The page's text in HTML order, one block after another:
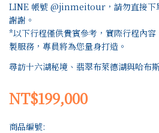
LINE 帳號 @jinmeitour，請勿直接下
謝謝。
*以下行程僅供貴賓參考，實際行程內
製服務，專員將為您量身打造。
尋訪十六湖秘境、翡翠布萊德湖與哈布
NT$199,000
商品編號: